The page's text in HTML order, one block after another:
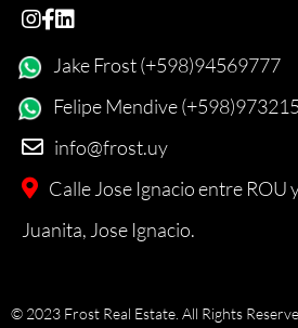
Jake Frost (+598)94569777
Felipe Mendive
info@frost.uy
Calle Jose Ignacio entre ROU
Juanita, Jose Ignacio.
© 2023 Frost Real Estate. All Rights